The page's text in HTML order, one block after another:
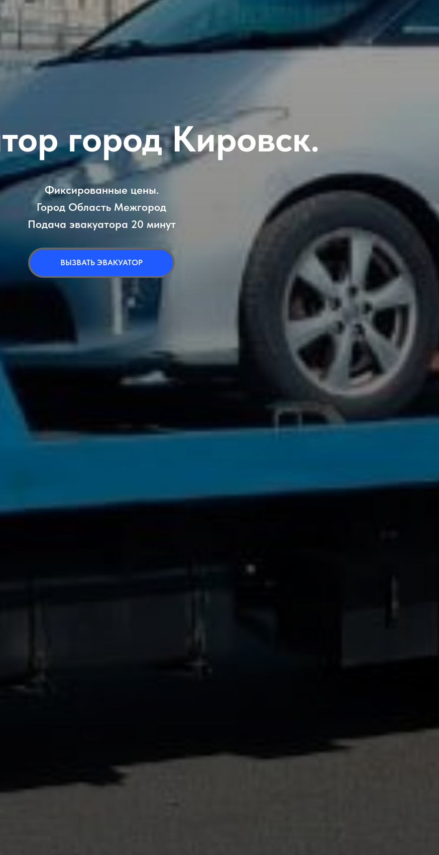
город Кировск.
Фиксированные цены.
Город Область Межгород
Подача эвакуатора 20 минут
ВЫЗВАТЬ ЭВАКУАТОР